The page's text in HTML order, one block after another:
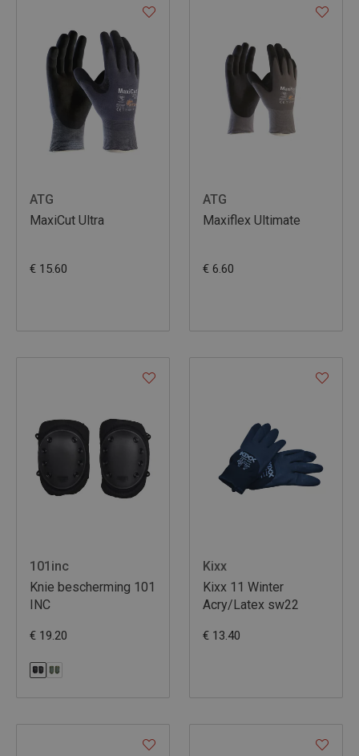
ATG
MaxiCut Ultra
€ 15.60
ATG
Maxiflex Ultimate
€ 6.60
101inc
Knie bescherming 101
INC
€ 19.20
Kixx
Kixx 11 Winter
Acry/Latex sw22
€ 13.40